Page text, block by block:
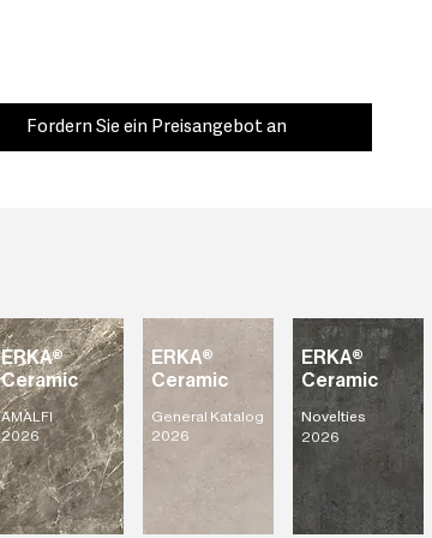
Fordern Sie ein Preisangebot an
ERKA®
Ceramic
AMALFI
2026
ERKA®
Ceramic
General Katalog
2026
ERKA®
Ceramic
Novelties
2026